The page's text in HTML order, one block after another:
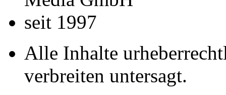
seit 1997
Alle Inhalte
verbreiten untersagt.